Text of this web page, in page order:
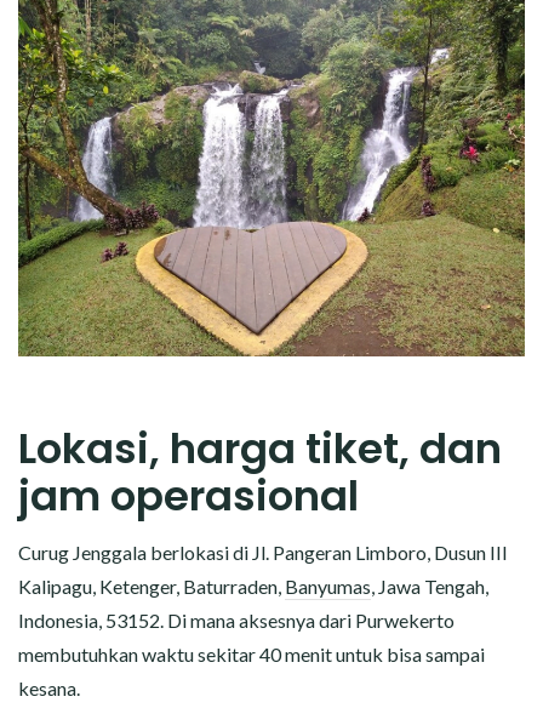
Lokasi, harga tiket, dan
jam operasional
Curug Jenggala berlokasi di Jl. Pangeran Limboro, Dusun III
Kalipagu, Ketenger, Baturraden, Banyumas , Jawa Tengah,
Indonesia, 53152. Di mana aksesnya dari Purwekerto
membutuhkan waktu sekitar 40 menit untuk bisa sampai
kesana.